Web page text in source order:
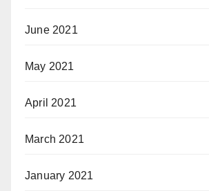
June 2021
May 2021
April 2021
March 2021
January 2021